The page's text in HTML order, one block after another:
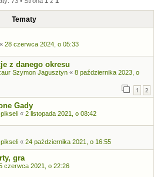
Tematy
« 28 czerwca 2024, o 05:33
z danego okresu
Szymon Jagusztyn « 8 października 2023, o
1 2
Gady
« 2 listopada 2021, o 08:42
« 24 października 2021, o 16:55
gra
czerwca 2021, o 22:26